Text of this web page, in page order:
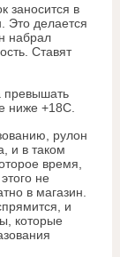
заносится в
Это делается
набрал
Ставят
превышать
ниже +18С.
рулон
и в таком
время,
не
в магазин.
и
которые